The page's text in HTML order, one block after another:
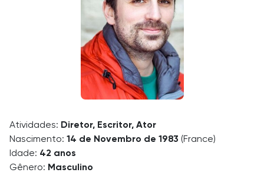
Atividades: Diretor, Escritor, Ator
Nascimento: 14 de Novembro de 1983 (France)
Idade: 42 anos
Gênero: Masculino